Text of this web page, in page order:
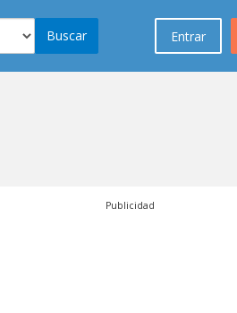
Entrar
Buscar
Publicidad